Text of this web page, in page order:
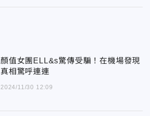
顏值女團ELL&s驚傳受騙！在機場發現
真相驚呼連連
2024/11/30 12:09